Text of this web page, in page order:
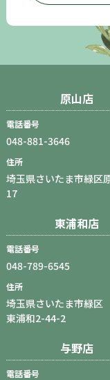
原山店
電話番号
048-881-3646
住所
埼玉県さいたま市緑区
17
東浦和店
電話番号
048-789-6545
住所
埼玉県さいたま市緑区
東浦和2-44-2
与野店
電話番号